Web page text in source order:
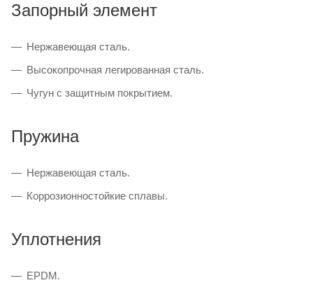
Запорный элемент
Нержавеющая сталь.
Высокопрочная легированная сталь.
Чугун с защитным покрытием.
Пружина
Нержавеющая сталь.
Коррозионностойкие сплавы.
Уплотнения
EPDM.